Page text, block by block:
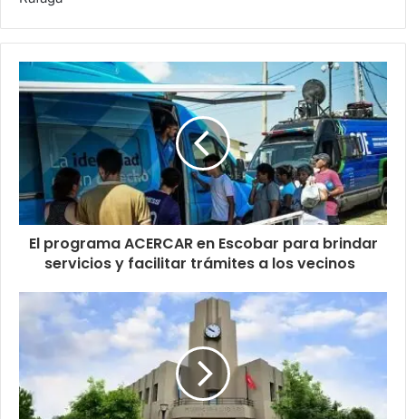
El programa ACERCAR en Escobar para brindar
servicios y facilitar trámites a los vecinos